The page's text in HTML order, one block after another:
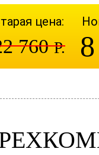
цена:
760Р.